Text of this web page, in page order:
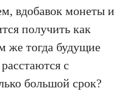
вдобавок монеты и
получить как
же тогда будущие
с
большой срок?